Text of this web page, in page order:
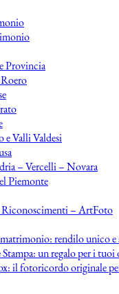
Provincia
e Valli Valdesi
– Vercelli – Novara
Piemonte
Riconoscimenti – ArtFoto
rendilo unico e
Stampa: un regalo per i
il fotoricordo originale